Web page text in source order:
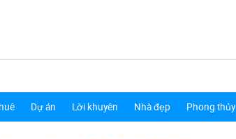
Dự án Lời khuyên Nhà đẹp Phong thủy